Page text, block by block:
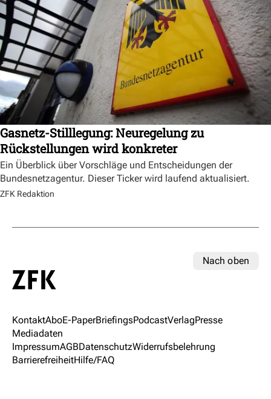
Gasnetz-Stilllegung: Neuregelung zu
Rückstellungen wird konkreter
Ein Überblick über Vorschläge und Entscheidungen der
Bundesnetzagentur. Dieser Ticker wird laufend aktualisiert.
ZFK Redaktion
Nach oben
KontaktAboE-PaperBriefingsPodcastVerlagPresse
Mediadaten
ImpressumAGBDatenschutzWiderrufsbelehrung
BarrierefreiheitHilfe/FAQ